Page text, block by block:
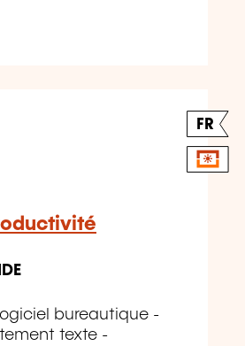
FR
bureautique -
texte -